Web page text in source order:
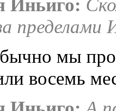
Иньиго:
пределами
мы
восемь